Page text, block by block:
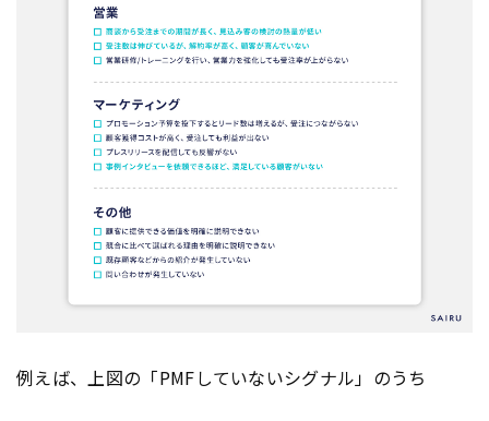
例えば、上図の「PMFしていないシグナル」のうち